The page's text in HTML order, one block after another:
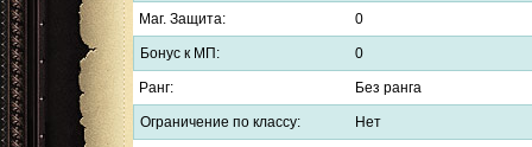
Маг. Защита: 0
Бонус к МП: 0
Ранг: Без ранга
Ограничение по классу: Нет